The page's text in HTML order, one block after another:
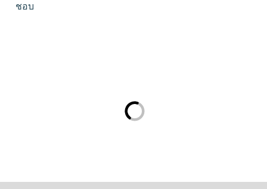
ชอบ